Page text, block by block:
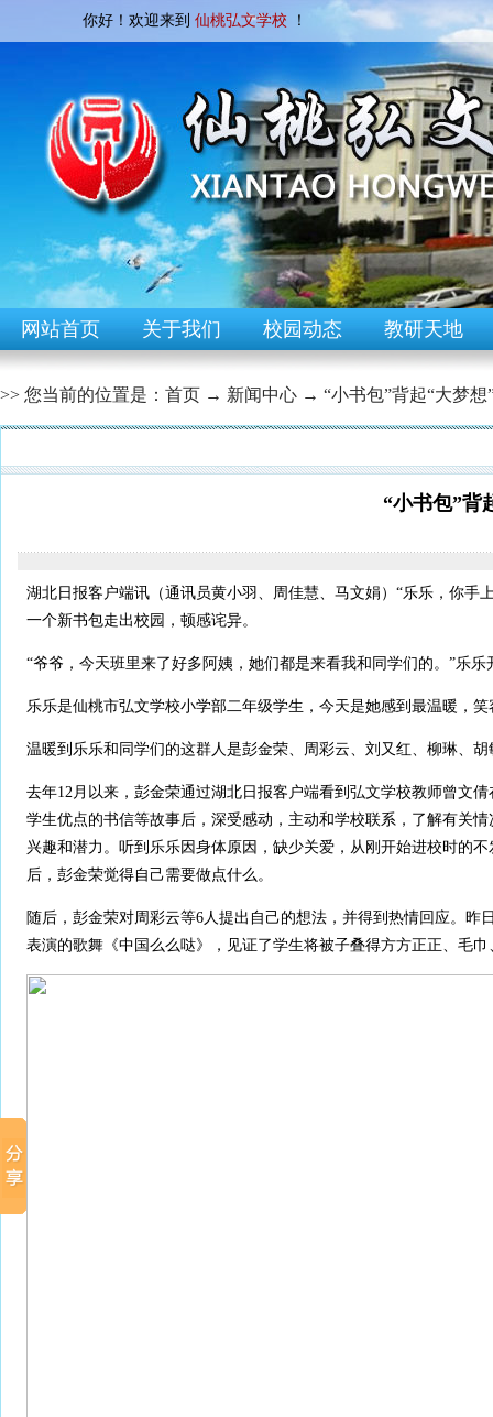
你好！欢迎来到 仙桃弘文学校 ！
网站首页 关于我们 校园动态 教研天地
>> 您当前的位置是： 首页 → 新闻中心 → “小书包”背起“大梦
“小书包”
湖北日报客户端讯（通讯员黄小羽、周佳慧、马文娟）“乐乐，你
一个新书包走出校园，顿感诧异。
“爷爷，今天班里来了好多阿姨，她们都是来看我和同学们的。”乐乐
乐乐是仙桃市弘文学校小学部二年级学生，今天是她感到最温暖，
温暖到乐乐和同学们的这群人是彭金荣、周彩云、刘又红、柳琳、
去年12月以来，彭金荣通过湖北日报客户端看到弘文学校教师曾文
学生优点的书信等故事后，深受感动，主动和学校联系，了解有关
兴趣和潜力。听到乐乐因身体原因，缺少关爱，从刚开始进校时的
后，彭金荣觉得自己需要做点什么。
随后，彭金荣对周彩云等6人提出自己的想法，并得到热情回应。
表演的歌舞《中国么么哒》，见证了学生将被子叠得方方正正、毛